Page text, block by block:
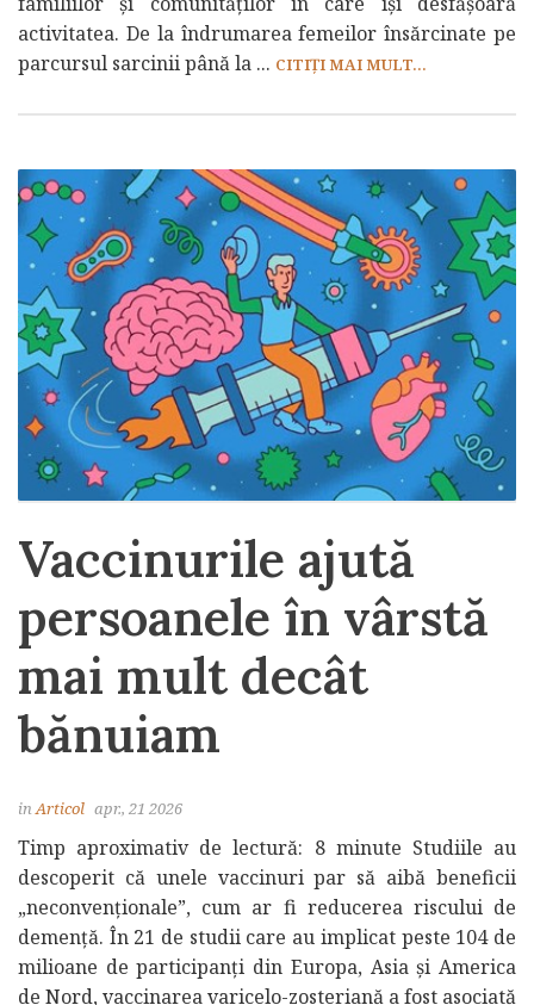
activitatea. De la îndrumarea femeilor însărcinate pe
parcursul sarcinii până la ... CITIȚI MAI MULT...
Vaccinurile ajută
persoanele în vârstă
mai mult decât
bănuiam
inArticol apr., 21 2026
Timp aproximativ de lectură: 8 minute Studiile au
descoperit că unele vaccinuri par să aibă beneficii
„neconvenționale”, cum ar fi reducerea riscului de
demență. În 21 de studii care au implicat peste 104 de
milioane de participanți din Europa, Asia și America
de Nord, vaccinarea varicelo-zosteriană a fost asociată